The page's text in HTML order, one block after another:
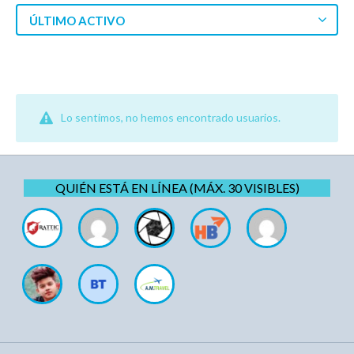
ÚLTIMO ACTIVO
Lo sentimos, no hemos encontrado usuarios.
QUIÉN ESTÁ EN LÍNEA (MÁX. 30 VISIBLES)